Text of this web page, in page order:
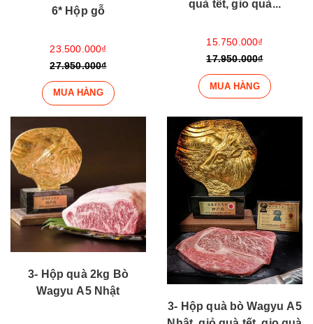
6* Hộp gỗ
23.500.000₫
27.950.000₫
MUA HÀNG
quà tết, gio quà...
15.750.000₫
17.950.000₫
MUA HÀNG
3- Hộp quà 2kg Bò
Wagyu A5 Nhật
3- Hộp quà bò Wagyu A5